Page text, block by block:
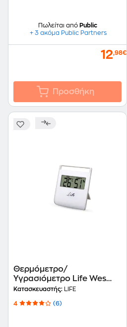
Πωλείται από Public
+ 3 ακόμα Public Partners
12,98€
Προσθήκη
Θερμόμετρο/
Υγρασιόμετρο Life Wes
102 - Λευκό
Κατασκευαστής: LIFE
4 (6)